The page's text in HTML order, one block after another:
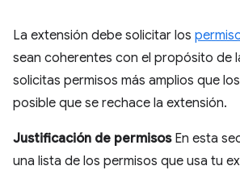
La extensión debe solicitar los
sean coherentes con el propósito de
solicitas permisos más amplios que
posible que se rechace la extensión.
Justificación de permisosEn esta
una lista de los permisos que usa tu